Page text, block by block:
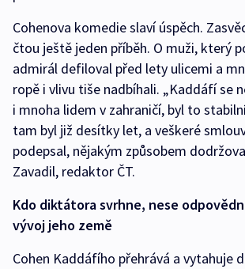
Cohenova komedie slaví úspěch.
čtou ještě jeden příběh. O muži, který
admirál defiloval před lety ulicemi a
ropě i vlivu tiše nadbíhali. „Kaddáfí se
i mnoha lidem v zahraničí, byl to
tam byl již desítky let, a veškeré
podepsal, nějakým způsobem
Zavadil, redaktor ČT.
Kdo diktátora svrhne, nese
vývoj jeho země
Cohen Kaddáfího přehrává a vytahuje